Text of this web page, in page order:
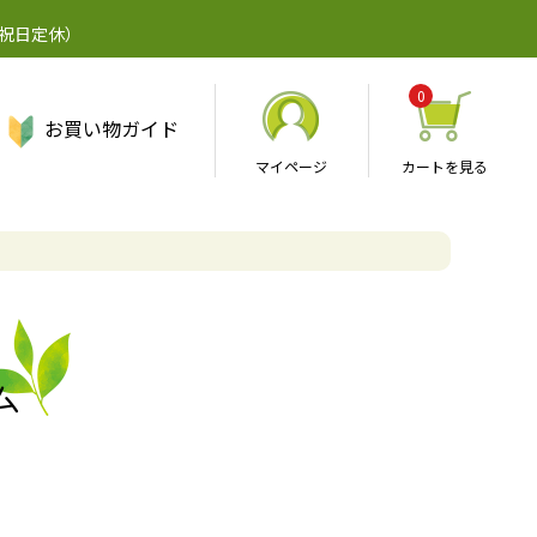
お買い物ガイド
マイページ カートを見る
0
定休）